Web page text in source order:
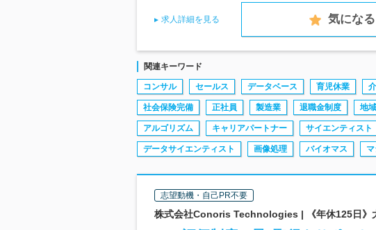
求人詳細を見る 気になる
関連キーワード
コンサル セールス データベース 育児休業
社会保険完備 正社員 製造業 退職金制度 地
アルゴリズム キャリアパートナー サイエンティスト
データサイエンティスト 画像処理 バイオマス
志望動機・自己PR不要
株式会社Conoris Technologies | 《年休125日》